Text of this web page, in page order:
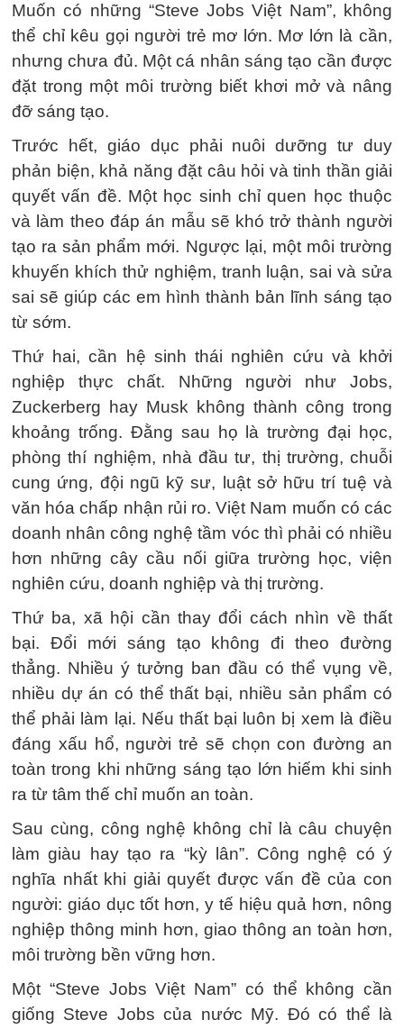
Muốn có những “Steve Jobs Việt Nam”, không
thể chỉ kêu gọi người trẻ mơ lớn. Mơ lớn là cần,
nhưng chưa đủ. Một cá nhân sáng tạo cần được
đặt trong một môi trường biết khơi mở và nâng
đỡ sáng tạo.
Trước hết, giáo dục phải nuôi dưỡng tư duy
phản biện, khả năng đặt câu hỏi và tinh thần giải
quyết vấn đề. Một học sinh chỉ quen học thuộc
và làm theo đáp án mẫu sẽ khó trở thành người
tạo ra sản phẩm mới. Ngược lại, một môi trường
khuyến khích thử nghiệm, tranh luận, sai và sửa
sai sẽ giúp các em hình thành bản lĩnh sáng tạo
từ sớm.
Thứ hai, cần hệ sinh thái nghiên cứu và khởi
nghiệp thực chất. Những người như Jobs,
Zuckerberg hay Musk không thành công trong
khoảng trống. Đằng sau họ là trường đại học,
phòng thí nghiệm, nhà đầu tư, thị trường, chuỗi
cung ứng, đội ngũ kỹ sư, luật sở hữu trí tuệ và
văn hóa chấp nhận rủi ro. Việt Nam muốn có các
doanh nhân công nghệ tầm vóc thì phải có nhiều
hơn những cây cầu nối giữa trường học, viện
nghiên cứu, doanh nghiệp và thị trường.
Thứ ba, xã hội cần thay đổi cách nhìn về thất
bại. Đổi mới sáng tạo không đi theo đường
thẳng. Nhiều ý tưởng ban đầu có thể vụng về,
nhiều dự án có thể thất bại, nhiều sản phẩm có
thể phải làm lại. Nếu thất bại luôn bị xem là điều
đáng xấu hổ, người trẻ sẽ chọn con đường an
toàn trong khi những sáng tạo lớn hiếm khi sinh
ra từ tâm thế chỉ muốn an toàn.
Sau cùng, công nghệ không chỉ là câu chuyện
làm giàu hay tạo ra “kỳ lân”. Công nghệ có ý
nghĩa nhất khi giải quyết được vấn đề của con
người: giáo dục tốt hơn, y tế hiệu quả hơn, nông
nghiệp thông minh hơn, giao thông an toàn hơn,
môi trường bền vững hơn.
Một “Steve Jobs Việt Nam” có thể không cần
giống Steve Jobs của nước Mỹ. Đó có thể là